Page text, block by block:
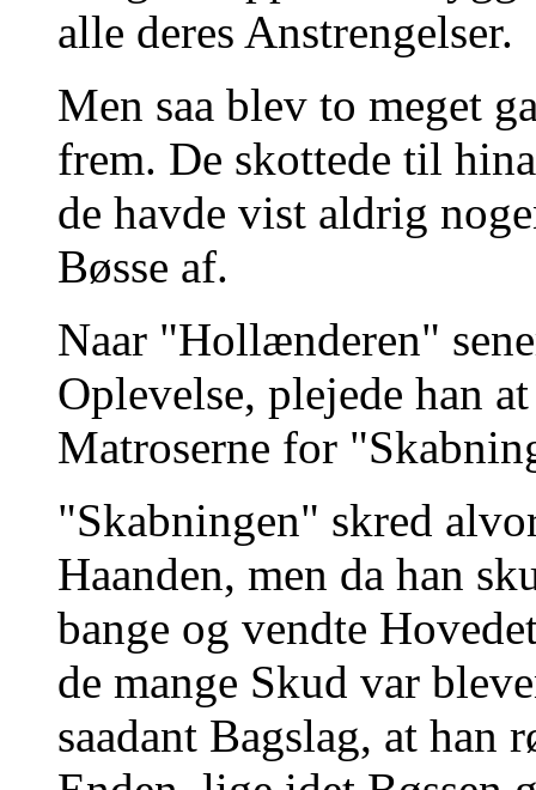
alle deres Anstrengelser.
Men saa blev to meget
frem. De skottede til
de havde vist aldrig
Bøsse af.
Naar "Hollænderen"
Oplevelse, plejede han
Matroserne for
"Skabningen" skred
Haanden, men da han
bange og vendte
de mange Skud var
saadant Bagslag, at han